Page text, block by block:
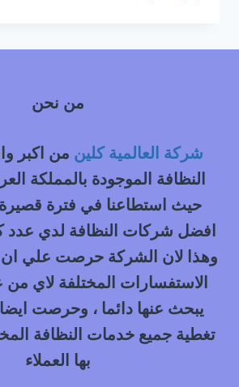
بالبخار
من نحن
شركة العالمية كلين من اكبر
النظافة الموجودة بالمملكة
حيث استطاعنا في فترة
افضل شركات النظافة لدي عدد
وهذا لان الشركة حرصت علي ان
الاستفسارات المختلفة لاي من
يبحث عنها دائما ، وحرصت
تغطية جميع خدمات النظافة
بها العملاء